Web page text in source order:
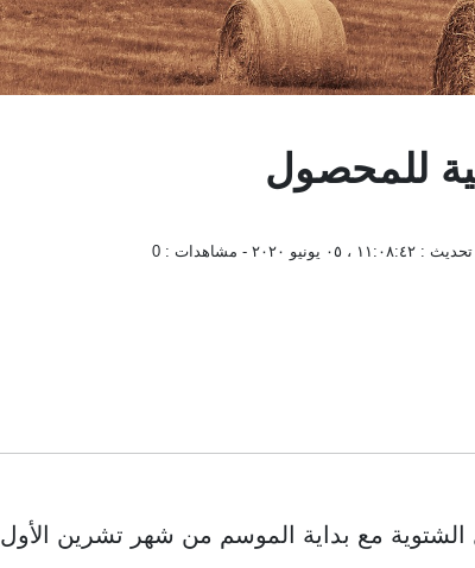
للمحصول
تحديث : ١١:٠٨:٤٢ ، ٠٥ يونيو ٢٠٢٠ - مشاهدات : 0
مع بداية الموسم من شهر تشرين الأول